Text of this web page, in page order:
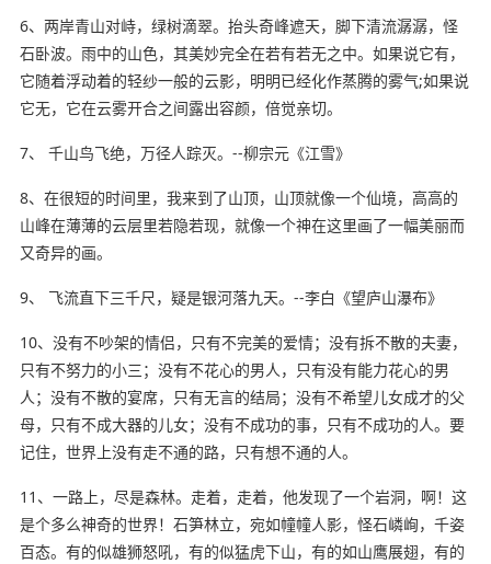
6、两岸青山对峙，绿树滴翠。抬头奇峰遮天，脚下清流潺潺，怪
石卧波。雨中的山色，其美妙完全在若有若无之中。如果说它有，
它随着浮动着的轻纱一般的云影，明明已经化作蒸腾的雾气;如果说
它无，它在云雾开合之间露出容颜，倍觉亲切。
7、 千山鸟飞绝，万径人踪灭。--柳宗元《江雪》
8、在很短的时间里，我来到了山顶，山顶就像一个仙境，高高的
山峰在薄薄的云层里若隐若现，就像一个神在这里画了一幅美丽而
又奇异的画。
9、 飞流直下三千尺，疑是银河落九天。--李白《望庐山瀑布》
10、没有不吵架的情侣，只有不完美的爱情；没有拆不散的夫妻，
只有不努力的小三；没有不花心的男人，只有没有能力花心的男
人；没有不散的宴席，只有无言的结局；没有不希望儿女成才的父
母，只有不成大器的儿女；没有不成功的事，只有不成功的人。要
记住，世界上没有走不通的路，只有想不通的人。
11、一路上，尽是森林。走着，走着，他发现了一个岩洞，啊！这
是个多么神奇的世界！石笋林立，宛如幢幢人影，怪石嶙峋，千姿
百态。有的似雄狮怒吼，有的似猛虎下山，有的如山鹰展翅，有的